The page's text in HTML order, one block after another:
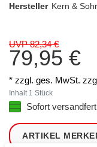
Hersteller Kern &
UVP 82,34 €
79,95 €
* zzgl. ges. MwSt.
Inhalt 1 Stück
Sofort
ARTIKEL